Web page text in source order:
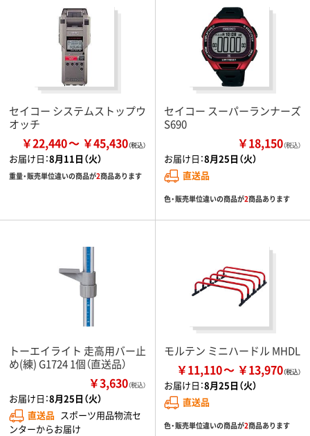
セイコー システムストップウ
オッチ
￥22,440 ￥45,430
お届け日：8月11日（火）
重量・販売単位違いの商品が2商品あります
セイコー スーパーランナーズ
S690
￥18,150（税込）
お届け日：8月25日（火）
直送品
色・販売単位違いの商品が2商品あります
トーエイライト 走高用バー止
め(練) G1724 1個（直送品）
￥3,630（税込）
お届け日：8月25日（火）
直送品 スポーツ用品物流セ
ンターからお届け
モルテン ミニハードル MHDL
￥11,110 ￥13,970
お届け日：8月25日（火）
直送品
色・販売単位違いの商品が2商品あります